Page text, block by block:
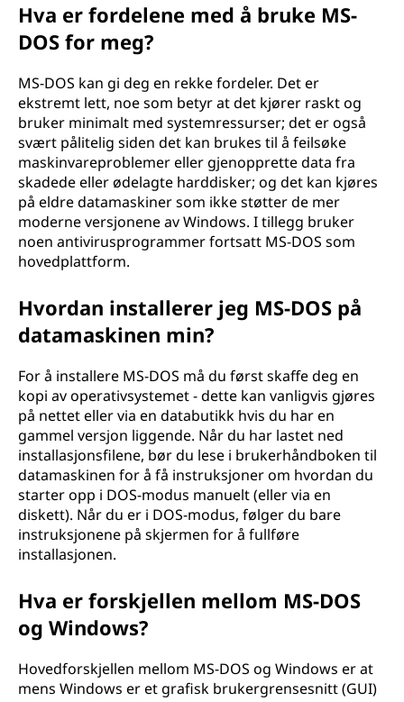
Hva er fordelene med å bruke MS-
DOS for meg?
MS-DOS kan gi deg en rekke fordeler. Det er
ekstremt lett, noe som betyr at det kjører raskt og
bruker minimalt med systemressurser; det er også
svært pålitelig siden det kan brukes til å feilsøke
maskinvareproblemer eller gjenopprette data fra
skadede eller ødelagte harddisker; og det kan kjøres
på eldre datamaskiner som ikke støtter de mer
moderne versjonene av Windows. I tillegg bruker
noen antivirusprogrammer fortsatt MS-DOS som
hovedplattform.
Hvordan installerer jeg MS-DOS på
datamaskinen min?
For å installere MS-DOS må du først skaffe deg en
kopi av operativsystemet - dette kan vanligvis gjøres
på nettet eller via en databutikk hvis du har en
gammel versjon liggende. Når du har lastet ned
installasjonsfilene, bør du lese i brukerhåndboken til
datamaskinen for å få instruksjoner om hvordan du
starter opp i DOS-modus manuelt (eller via en
diskett). Når du er i DOS-modus, følger du bare
instruksjonene på skjermen for å fullføre
installasjonen.
Hva er forskjellen mellom MS-DOS
og Windows?
Hovedforskjellen mellom MS-DOS og Windows er at
mens Windows er et grafisk brukergrensesnitt (GUI)